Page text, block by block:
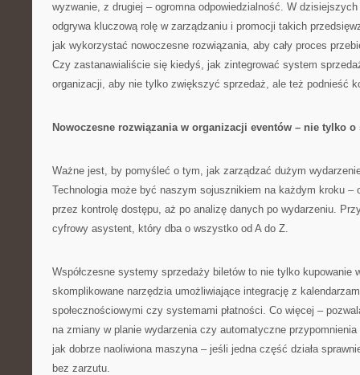
wyzwanie, z drugiej – ogromna odpowiedzialność. W
odgrywa kluczową rolę w zarządzaniu i promocji takich
jak wykorzystać nowoczesne rozwiązania, aby cały proces
Czy zastanawialiście się kiedyś, jak zintegrować system
organizacji, aby nie tylko zwiększyć sprzedaż, ale też podnieść
Nowoczesne rozwiązania w organizacji eventów – nie tylko
Ważne jest, by pomyśleć o tym, jak zarządzać dużym
Technologia może być naszym sojusznikiem na każdym kroku –
przez kontrolę dostępu, aż po analizę danych po wydarzeniu.
cyfrowy asystent, który dba o wszystko od A do Z.
Współczesne systemy sprzedaży biletów to nie tylko kupowanie
skomplikowane narzędzia umożliwiające integrację z
społecznościowymi czy systemami płatności. Co więcej –
na zmiany w planie wydarzenia czy automatyczne
jak dobrze naoliwiona maszyna – jeśli jedna część działa
bez zarzutu.